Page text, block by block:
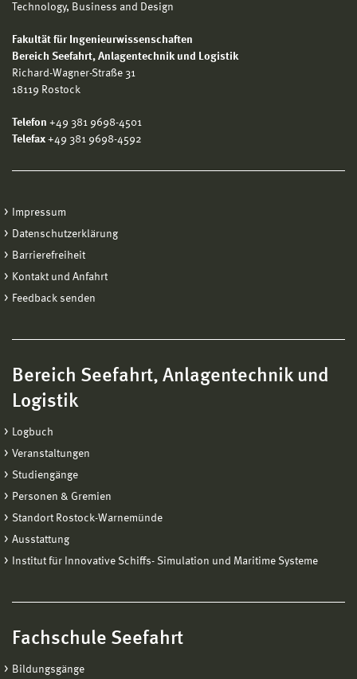
Technology, Business and Design
Fakultät für Ingenieurwissenschaften
Bereich Seefahrt, Anlagentechnik und Logistik
Richard-Wagner-Straße 31
18119 Rostock
Telefon +49 381 9698-4501
Telefax +49 381 9698-4592
Impressum
Datenschutzerklärung
Barrierefreiheit
Kontakt und Anfahrt
Feedback senden
Bereich Seefahrt, Anlagentechnik und
Logistik
Logbuch
Veranstaltungen
Studiengänge
Personen & Gremien
Standort Rostock-Warnemünde
Ausstattung
Institut für Innovative Schiffs- Simulation und Maritime Systeme
Fachschule Seefahrt
Bildungsgänge